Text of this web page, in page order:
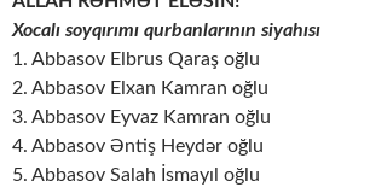
Xocalı soyqırımı qurbanlarının siyahısı
1. Abbasov Elbrus Qaraş oğlu
2. Abbasov Elxan Kamran oğlu
3. Abbasov Eyvaz Kamran oğlu
4. Abbasov Əntiş Heydər oğlu
5. Abbasov Salah İsmayıl oğlu